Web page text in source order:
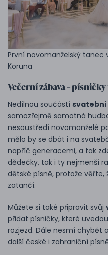
První novomanželský tanec
Koruna
Večerní zábava –
Nedílnou součástí
samozřejmě samotná
nesoustředí novomanželé
mělo by se dbát i na
napříč generacemi, a tak
dědečky, tak i ty nejmenší
dětské písně, protože věřte,
zatančí.
Můžete si také připravit svůj
přidat písničky, které
rozjezd. Dále nesmí chybět
další české i zahraniční